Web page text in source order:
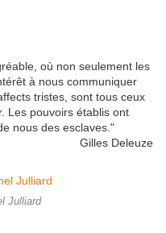
où non seulement les
à nous communiquer
tristes, sont tous ceux
Les pouvoirs établis ont
nous des esclaves."
Gilles Deleuze
Julliard